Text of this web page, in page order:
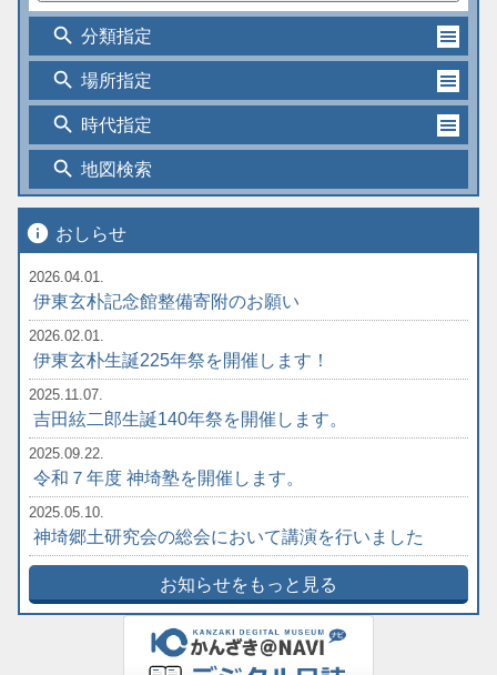
search 分類指定
search 場所指定
search 時代指定
search 地図検索
info おしらせ
2026.04.01.
伊東玄朴記念館整備寄附のお願い
2026.02.01.
伊東玄朴生誕225年祭を開催します！
2025.11.07.
吉田絃二郎生誕140年祭を開催します。
2025.09.22.
令和７年度 神埼塾を開催します。
2025.05.10.
神埼郷土研究会の総会において講演を行いました
お知らせをもっと見る